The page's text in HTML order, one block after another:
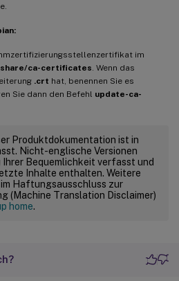
im
ca-certificates . Wenn das
.crt hat, benennen Sie es
Sie dann den Befehl update-ca-
Produktdokumentation ist in
Nicht-englische Versionen
Bequemlichkeit verfasst und
Inhalte enthalten. Weitere
Haftungsausschluss zur
(Machine Translation Disclaimer)
home.